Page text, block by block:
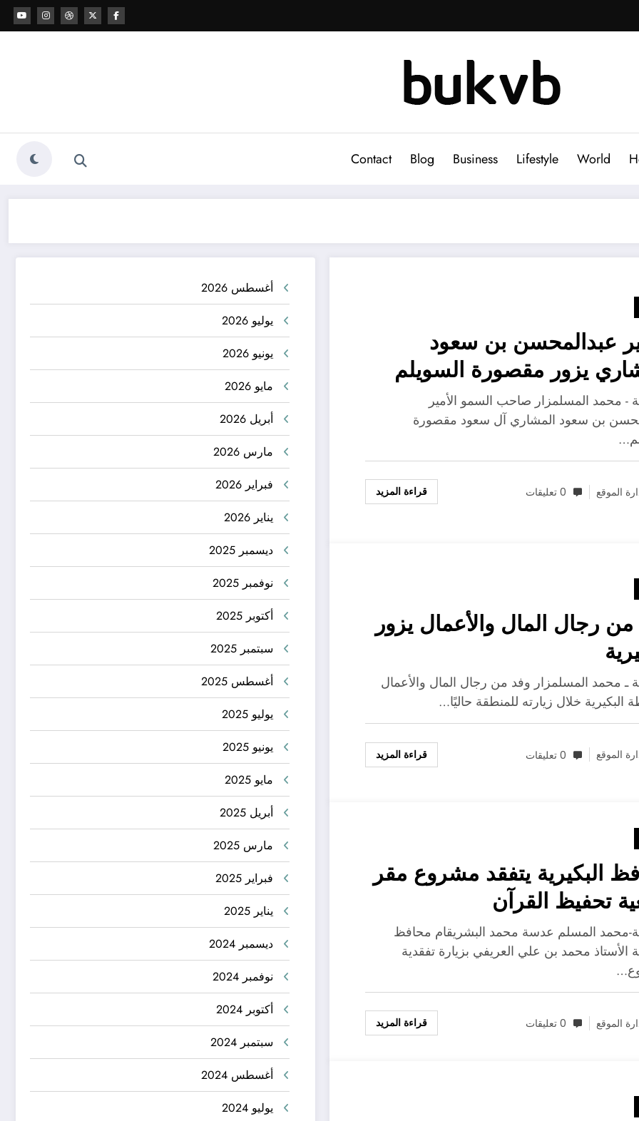
World
Lifestyle
Business
Blog
Contact
عبدالمحسن بن سعود
يزور مقصورة السويلم
- محمد المسلمزار صاحب السمو الأمير
بن سعود المشاري آل سعود مقصورة
الموقع 0 تعليقات قراءة المزيد
رجال المال والأعمال يزور
ـ محمد المسلمزار وفد من رجال المال والأعمال
البكيرية خلال زيارته للمنطقة حاليًا…
الموقع 0 تعليقات قراءة المزيد
البكيرية يتفقد مشروع مقر
تحفيظ القرآن
محمد المسلم عدسة محمد البشريقام محافظ
الأستاذ محمد بن علي العريفي بزيارة تفقدية
الموقع 0 تعليقات قراءة المزيد
أغسطس 2026
يوليو 2026
يونيو 2026
مايو 2026
أبريل 2026
مارس 2026
فبراير 2026
يناير 2026
ديسمبر 2025
نوفمبر 2025
أكتوبر 2025
سبتمبر 2025
أغسطس 2025
يوليو 2025
يونيو 2025
مايو 2025
أبريل 2025
مارس 2025
فبراير 2025
يناير 2025
ديسمبر 2024
نوفمبر 2024
أكتوبر 2024
سبتمبر 2024
أغسطس 2024
يوليو 2024